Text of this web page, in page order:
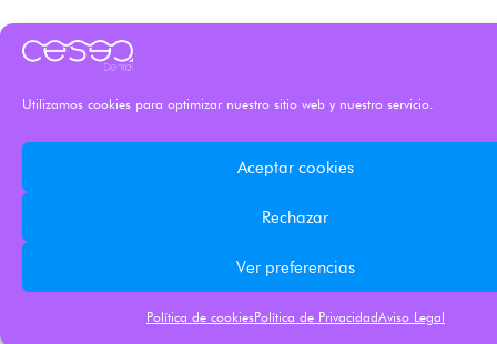
Utilizamos cookies para optimizar nuestro sitio web y nuestro servicio.
Aceptar cookies
Rechazar
Ver preferencias
Política de cookiesPolítica de PrivacidadAviso Legal